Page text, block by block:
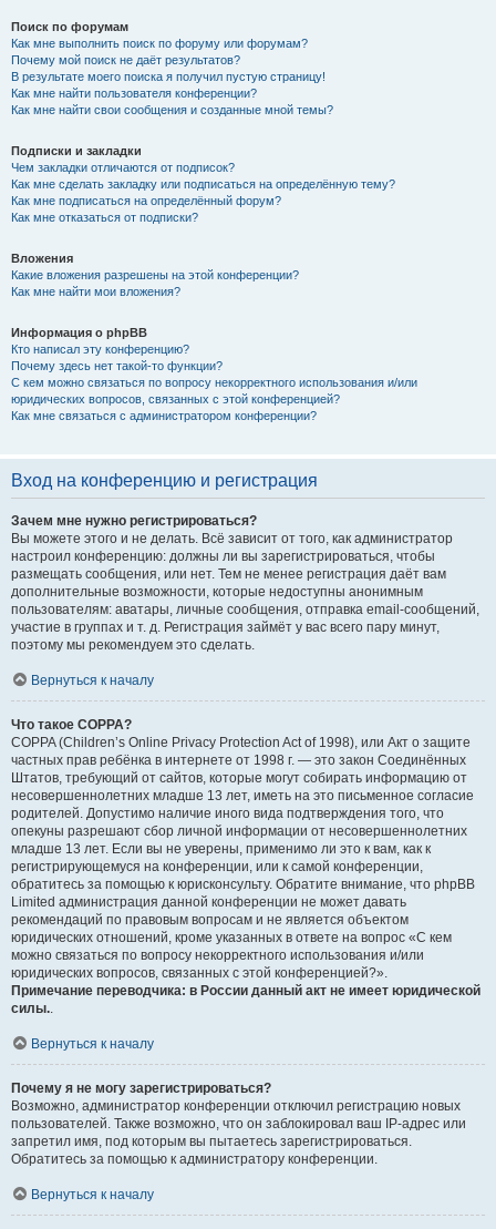
Поиск по форумам
Как мне выполнить поиск по форуму или форумам?
Почему мой поиск не даёт результатов?
В результате моего поиска я получил пустую страницу!
Как мне найти пользователя конференции?
Как мне найти свои сообщения и созданные мной темы?
Подписки и закладки
Чем закладки отличаются от подписок?
Как мне сделать закладку или подписаться на определённую тему?
Как мне подписаться на определённый форум?
Как мне отказаться от подписки?
Вложения
Какие вложения разрешены на этой конференции?
Как мне найти мои вложения?
Информация о phpBB
Кто написал эту конференцию?
Почему здесь нет такой-то функции?
С кем можно связаться по вопросу некорректного использования и/или
юридических вопросов, связанных с этой конференцией?
Как мне связаться с администратором конференции?
Вход на конференцию и регистрация
Зачем мне нужно регистрироваться?
Вы можете этого и не делать. Всё зависит от того, как администратор
настроил конференцию: должны ли вы зарегистрироваться, чтобы
размещать сообщения, или нет. Тем не менее регистрация даёт вам
дополнительные возможности, которые недоступны анонимным
пользователям: аватары, личные сообщения, отправка email-сообщений,
участие в группах и т. д. Регистрация займёт у вас всего пару минут,
поэтому мы рекомендуем это сделать.
Вернуться к началу
Что такое COPPA?
COPPA (Children’s Online Privacy Protection Act of 1998), или Акт о защите
частных прав ребёнка в интернете от 1998 г. — это закон Соединённых
Штатов, требующий от сайтов, которые могут собирать информацию от
несовершеннолетних младше 13 лет, иметь на это письменное согласие
родителей. Допустимо наличие иного вида подтверждения того, что
опекуны разрешают сбор личной информации от несовершеннолетних
младше 13 лет. Если вы не уверены, применимо ли это к вам, как к
регистрирующемуся на конференции, или к самой конференции,
обратитесь за помощью к юрисконсульту. Обратите внимание, что phpBB
Limited администрация данной конференции не может давать
рекомендаций по правовым вопросам и не является объектом
юридических отношений, кроме указанных в ответе на вопрос «С кем
можно связаться по вопросу некорректного использования и/или
юридических вопросов, связанных с этой конференцией?».
Примечание переводчика: в России данный акт не имеет юридической
силы..
Вернуться к началу
Почему я не могу зарегистрироваться?
Возможно, администратор конференции отключил регистрацию новых
пользователей. Также возможно, что он заблокировал ваш IP-адрес или
запретил имя, под которым вы пытаетесь зарегистрироваться.
Обратитесь за помощью к администратору конференции.
Вернуться к началу